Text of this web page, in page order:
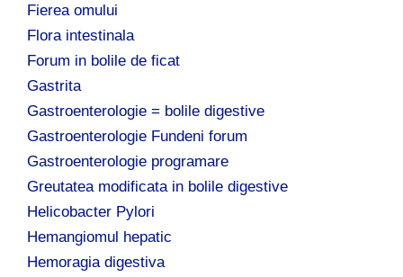
Fierea omului
Flora intestinala
Forum in bolile de ficat
Gastrita
Gastroenterologie = bolile digestive
Gastroenterologie Fundeni forum
Gastroenterologie programare
Greutatea modificata in bolile digestive
Helicobacter Pylori
Hemangiomul hepatic
Hemoragia digestiva